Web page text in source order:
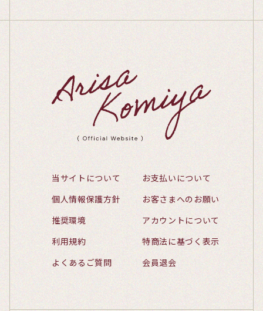
当サイトについて
お支払いについて
個人情報保護方針
お客さまへのお願い
推奨環境
アカウントについて
利用規約
特商法に基づく表示
よくあるご質問
会員退会